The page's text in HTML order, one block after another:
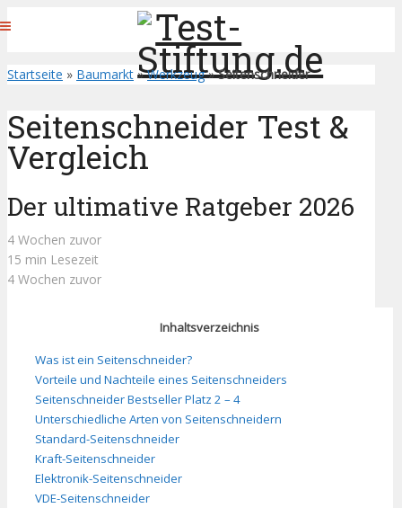
Startseite » Baumarkt »Werkzeug»Seitenschneider
Seitenschneider Test &
Vergleich
Der ultimative Ratgeber 2026
4 Wochen zuvor
15 min Lesezeit
4 Wochen zuvor
Inhaltsverzeichnis
Was ist ein Seitenschneider?
Vorteile und Nachteile eines Seitenschneiders
Seitenschneider Bestseller Platz 2 – 4
Unterschiedliche Arten von Seitenschneidern
Standard-Seitenschneider
Kraft-Seitenschneider
Elektronik-Seitenschneider
VDE-Seitenschneider